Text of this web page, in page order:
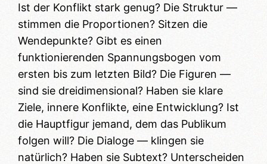
Ist der Konflikt stark genug? Die Struktur —
stimmen die Proportionen? Sitzen die
Wendepunkte? Gibt es einen
funktionierenden Spannungsbogen vom
ersten bis zum letzten Bild? Die Figuren —
sind sie dreidimensional? Haben sie klare
Ziele, innere Konflikte, eine Entwicklung? Ist
die Hauptfigur jemand, dem das Publikum
folgen will? Die Dialoge — klingen sie
natürlich? Haben sie Subtext? Unterscheiden